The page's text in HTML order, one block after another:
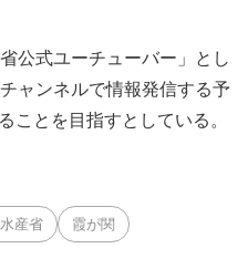
公式ユーチューバー」とし
ャンネルで情報発信する予
ことを目指すとしている。
産省 霞が関